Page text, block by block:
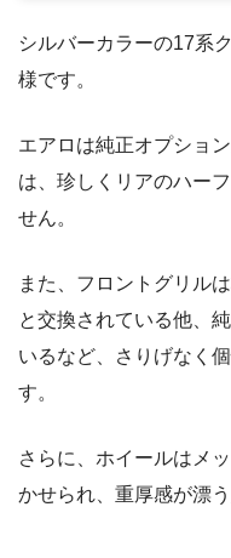
シルバーカラーの17系
様です。
エアロは純正オプショ
は、珍しくリアのハー
せん。
また、フロントグリル
と交換されている他、
いるなど、さりげなく
す。
さらに、ホイールはメ
かせられ、重厚感が漂